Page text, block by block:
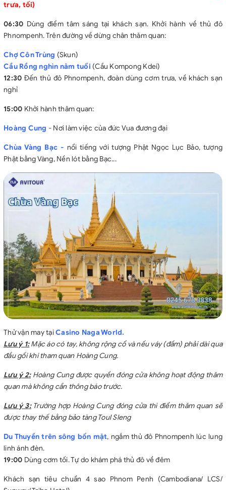
trưa, tối)
06:30 Dùng điểm tâm sáng tại khách sạn. Khởi hành về thủ đô
Phnompenh. Trên đường về dừng chân thăm quan:
Chợ Côn Trùng (Skun)
Cầu Rồng nghìn năm tuổi (Cầu Kompong Kdei)
12:30 Đến thủ đô Phnompenh, đoàn dùng cơm trưa, về khách sạn
nghỉ
15:00 Khởi hành thăm quan:
Hoàng Cung - Nơi làm việc của đức Vua đương đại
Chùa Vàng Bạc - nổi tiếng với tượng Phật Ngọc Lục Bảo, tượng
Phật bằng Vàng, Nền lót bằng Bạc...
Thử vận may tạiCasino Naga World.
Lưu ý 1: Mặc áo có tay, không rộng cổ và nếu váy (đầm) phải dài qua
đầu gối khi tham quan Hoàng Cung.
Lưu ý2:Hoàng Cung được quyền đóng cửa không hoạt động thăm
quan mà không cần thông báo trước.
Lưu ý3:Trường hợp Hoàng Cung đóng cửa thì điểm thăm quan sẽ
được thay thế bằng bảo tàng Toul Sleng
Du Thuyền trên sông bốn mặt, ngắm thủ đô Phnompenh lúc lung
linh ánh đèn.
19:00 Dùng cơm tối. Tự do khám phá thủ đô về đêm
Khách sạn tiêu chuẩn 4 sao Phnom Penh (Cambodiana/ LCS/